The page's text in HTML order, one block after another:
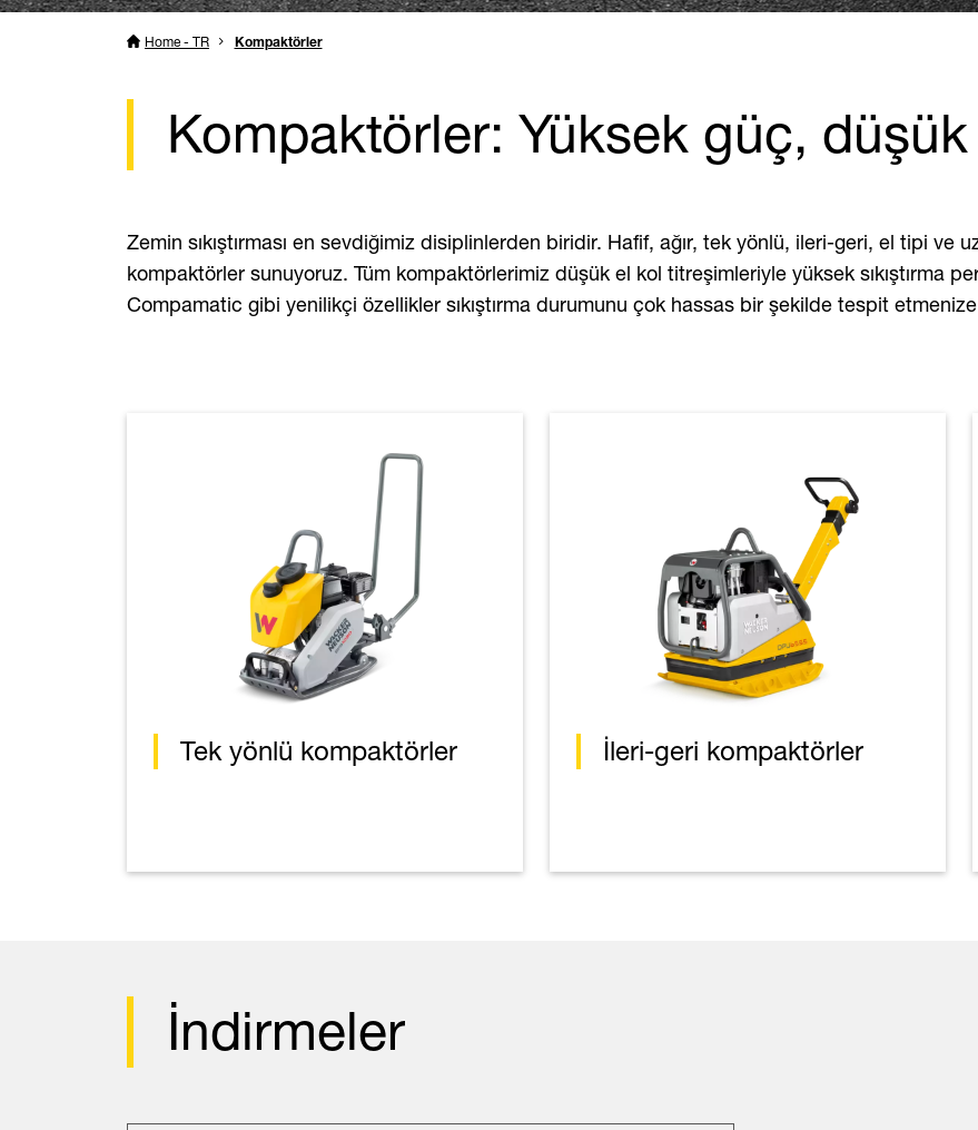
Home - TR Kompaktörler
Kompaktörler: Yüksek güç,
Zemin sıkıştırması en sevdiğimiz disiplinlerden biridir. Hafif, ağır, tek yönlü, ileri-geri, el tipi ve
kompaktörler sunuyoruz. Tüm kompaktörlerimiz düşük el kol titreşimleriyle yüksek sıkıştırma
Compamatic gibi yenilikçi özellikler sıkıştırma durumunu çok hassas bir şekilde tespit etmenize
Tek yönlü kompaktörler İleri-geri kompaktörler
İndirmeler